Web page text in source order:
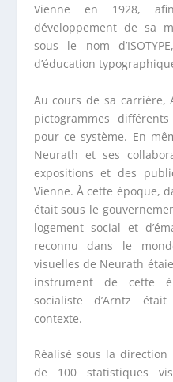
Vienne en 1928,
développement de sa
sous le nom
d’éducation
Au cours de sa carrière,
pictogrammes
pour ce système. En
Neurath et ses
expositions et des
Vienne. À cette époque,
était sous le
logement social et
reconnu dans le
visuelles de Neurath
instrument de cette
socialiste d’Arntz
contexte.
Réalisé sous la direction
de 100 statistiques